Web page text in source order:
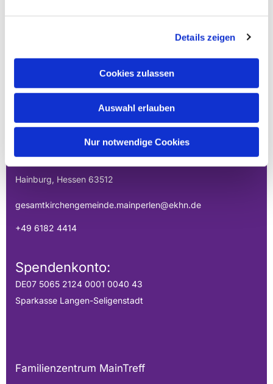
Details zeigen
Cookies zulassen
Auswahl erlauben
Nur notwendige Cookies
EVANGELISCHE
GESAMTKIRCHENGEMEINDE DER
MAINPERLEN
Hainburg, Hessen 63512
gesamtkirchengemeinde.mainperlen@ekhn.de
+49 6182 4414
Spendenkonto:
DE07 5065 2124 0001 0040 43
Sparkasse Langen-Seligenstadt
Familienzentrum MainTreff